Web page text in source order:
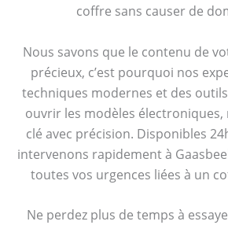
coffre sans causer de
Nous savons que le contenu de
précieux, c’est pourquoi nos
techniques modernes et des
ouvrir les modèles électroniques,
clé avec précision. Disponibles
intervenons rapidement à
toutes vos urgences liées à un
Ne perdez plus de temps à